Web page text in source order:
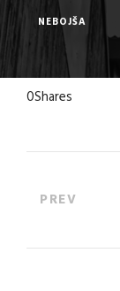
NEBOJŠA
0Shares
PREV